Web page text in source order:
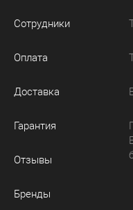
Сотрудники
Оплата
Доставка
Гарантия
Отзывы
Бренды